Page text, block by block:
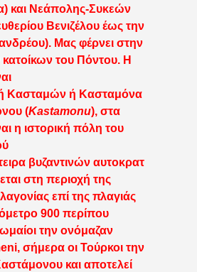
και Νεάπολης-Συκεών
Βενιζέλου έως την
Μας φέρνει στην
του Πόντου. Η
Κασταμών ή Κασταμόνα
(Kastamonu), στα
η ιστορική πόλη του
βυζαντινών αυτοκρατ
στη περιοχή της
επί της πλαγιάς
900 περίπου
την ονόμαζαν
σήμερα οι Τούρκοι την
και αποτελεί